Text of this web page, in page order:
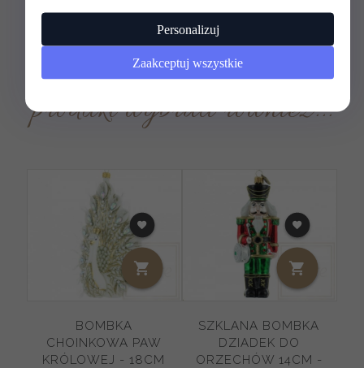
produkt wybrali również...
BOMBKA
CHOINKOWA PAW
KRÓLOWEJ - 18CM
SZKLANA BOMBKA
DZIADEK DO
ORZECHÓW 14CM -
Personalizuj
Zaakceptuj wszystkie